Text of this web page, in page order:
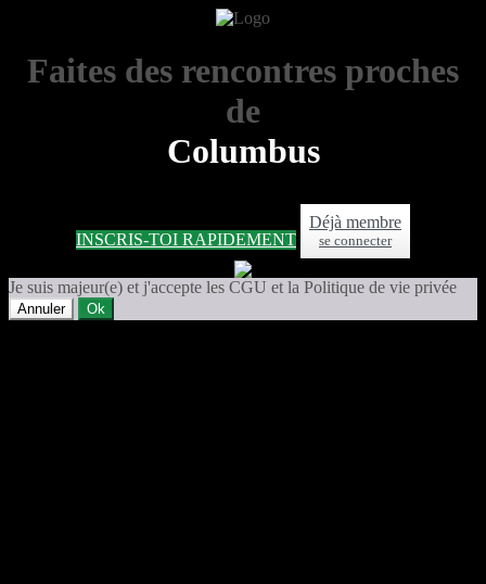
Faites des rencontres proches
de
Columbus
INSCRIS-TOI RAPIDEMENT
Déjà membre
se connecter
Je suis majeur(e) et j'accepte les CGU et la Politique de vie privée
Annuler Ok